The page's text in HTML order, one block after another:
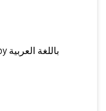
يؤسفنا اعلامك لغاية الان لا يتوفر Bixby باللغة العربية